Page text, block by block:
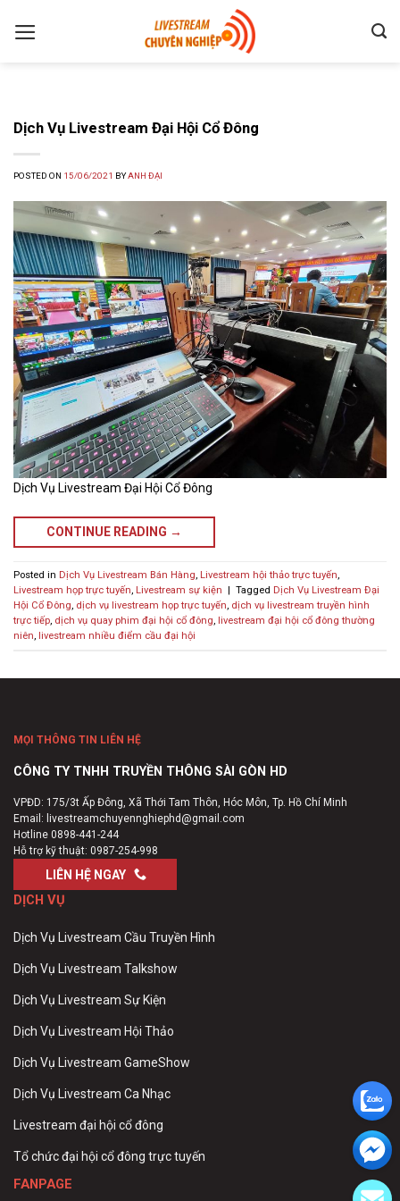
Dịch Vụ Livestream Đại Hội Cổ Đông
POSTED ON 15/06/2021 BYANH ĐẠI
Dịch Vụ Livestream Đại Hội Cổ Đông
CONTINUE READING →
Posted in Dịch Vụ Livestream Bán Hàng, Livestream hội thảo trực tuyến,
Livestream họp trực tuyến, Livestream sự kiện | Tagged Dịch Vụ Livestream Đại
Hội Cổ Đông, dịch vụ livestream họp trực tuyến, dịch vụ livestream truyền hình
trực tiếp, dịch vụ quay phim đại hội cổ đông, livestream đại hội cổ đông thường
niên, livestream nhiều điểm cầu đại hội
MỌI THÔNG TIN LIÊN HỆ
CÔNG TY TNHH TRUYỀN THÔNG SÀI GÒN HD
VPĐD: 175/3t Ấp Đông, Xã Thới Tam Thôn, Hóc Môn, Tp. Hồ Chí Minh
Email: livestreamchuyennghiephd@gmail.com
Hotline 0898-441-244
Hỗ trợ kỹ thuật: 0987-254-998
LIÊN HỆ NGAY
DỊCH VỤ
Dịch Vụ Livestream Cầu Truyền Hình
Dịch Vụ Livestream Talkshow
Dịch Vụ Livestream Sự Kiện
Dịch Vụ Livestream Hội Thảo
Dịch Vụ Livestream GameShow
Dịch Vụ Livestream Ca Nhạc
Livestream đại hội cổ đông
Tổ chức đại hội cổ đông trực tuyến
FANPAGE